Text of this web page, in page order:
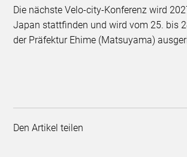
Die nächste Velo-city-Konferenz wird
Japan stattfinden und wird vom 25. bis
der Präfektur Ehime (Matsuyama)
Den Artikel teilen